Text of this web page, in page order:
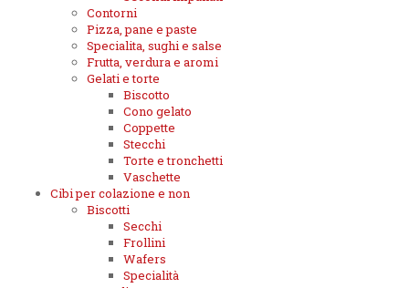
Contorni
Pizza, pane e paste
Specialita, sughi e salse
Frutta, verdura e aromi
Gelati e torte
Biscotto
Cono gelato
Coppette
Stecchi
Torte e tronchetti
Vaschette
Cibi per colazione e non
Biscotti
Secchi
Frollini
Wafers
Specialità